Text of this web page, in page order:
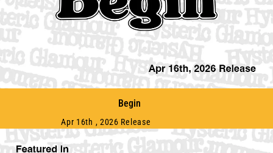
Begin
Apr 16th , 2026 Release